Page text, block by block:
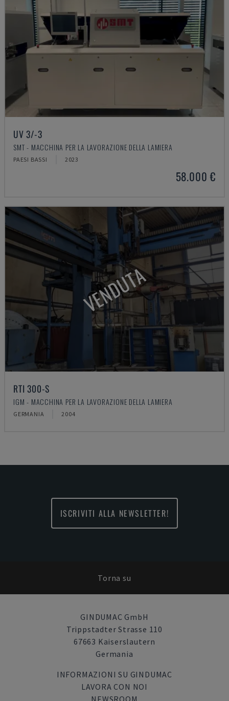
UV 3/-3
SMT - MACCHINA PER LA LAVORAZIONE DELLA LAMIERA
PAESI BASSI 2023
58.000 €
VENDUTA
RTI 300-S
IGM - MACCHINA PER LA LAVORAZIONE DELLA LAMIERA
GERMANIA 2004
ISCRIVITI ALLA NEWSLETTER!
Torna su
GINDUMAC GmbH
Trippstadter Strasse 110
67663 Kaiserslautern
Germania
INFORMAZIONI SU GINDUMAC
LAVORA CON NOI
NEWSROOM